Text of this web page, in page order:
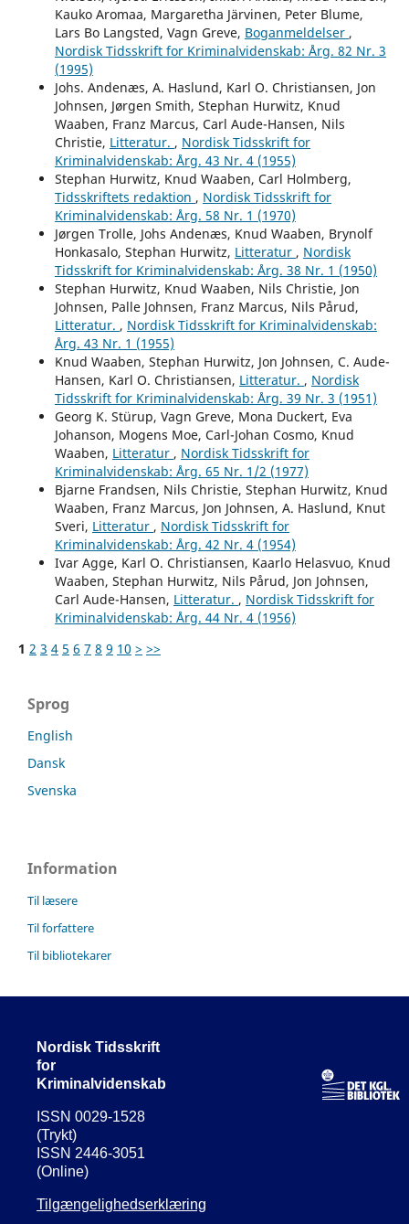
Kauko Aromaa, Margaretha Järvinen, Peter Blume,
Lars Bo Langsted, Vagn Greve, Boganmeldelser ,
Nordisk Tidsskrift for Kriminalvidenskab: Årg. 82 Nr. 3
(1995)
Johs. Andenæs, A. Haslund, Karl O. Christiansen, Jon
Johnsen, Jørgen Smith, Stephan Hurwitz, Knud
Waaben, Franz Marcus, Carl Aude-Hansen, Nils
Christie, Litteratur. , Nordisk Tidsskrift for
Kriminalvidenskab: Årg. 43 Nr. 4 (1955)
Stephan Hurwitz, Knud Waaben, Carl Holmberg,
Tidsskriftets redaktion , Nordisk Tidsskrift for
Kriminalvidenskab: Årg. 58 Nr. 1 (1970)
Jørgen Trolle, Johs Andenæs, Knud Waaben, Brynolf
Honkasalo, Stephan Hurwitz, Litteratur , Nordisk
Tidsskrift for Kriminalvidenskab: Årg. 38 Nr. 1 (1950)
Stephan Hurwitz, Knud Waaben, Nils Christie, Jon
Johnsen, Palle Johnsen, Franz Marcus, Nils Pårud,
Litteratur. , Nordisk Tidsskrift for Kriminalvidenskab:
Årg. 43 Nr. 1 (1955)
Knud Waaben, Stephan Hurwitz, Jon Johnsen, C. Aude-
Hansen, Karl O. Christiansen, Litteratur. , Nordisk
Tidsskrift for Kriminalvidenskab: Årg. 39 Nr. 3 (1951)
Georg K. Stürup, Vagn Greve, Mona Duckert, Eva
Johanson, Mogens Moe, Carl-Johan Cosmo, Knud
Waaben, Litteratur , Nordisk Tidsskrift for
Kriminalvidenskab: Årg. 65 Nr. 1/2 (1977)
Bjarne Frandsen, Nils Christie, Stephan Hurwitz, Knud
Waaben, Franz Marcus, Jon Johnsen, A. Haslund, Knut
Sveri, Litteratur , Nordisk Tidsskrift for
Kriminalvidenskab: Årg. 42 Nr. 4 (1954)
Ivar Agge, Karl O. Christiansen, Kaarlo Helasvuo, Knud
Waaben, Stephan Hurwitz, Nils Pårud, Jon Johnsen,
Carl Aude-Hansen, Litteratur. , Nordisk Tidsskrift for
Kriminalvidenskab: Årg. 44 Nr. 4 (1956)
1 2 3 4 5 6 7 8 9 10 > >>
Sprog
English
Dansk
Svenska
Information
Til læsere
Til forfattere
Til bibliotekarer
Nordisk Tidsskrift
for
Kriminalvidenskab
ISSN 0029-1528
(Trykt)
ISSN 2446-3051
(Online)
Tilgængelighedserklæring